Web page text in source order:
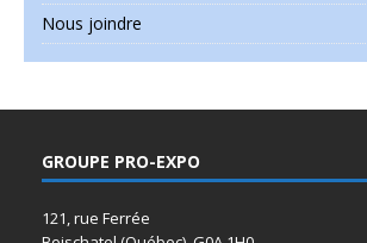
Nous joindre
GROUPE PRO-EXPO
121, rue Ferrée